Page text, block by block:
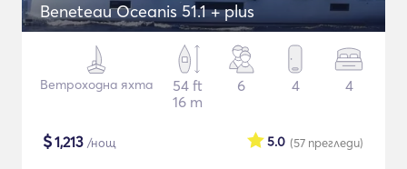
Beneteau Oceanis 51.1 + plus
Ветроходна яхта
54 ft
16 m
6 4 4
$1,213 /нощ (57 прегледи)
5.0